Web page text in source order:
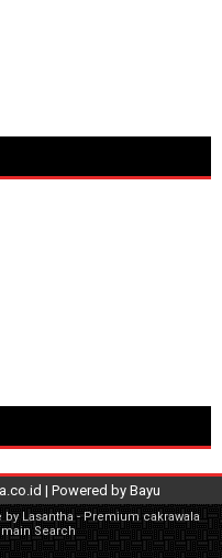
| Powered by Bayu
by Lasantha -Premium cakrawala
Search